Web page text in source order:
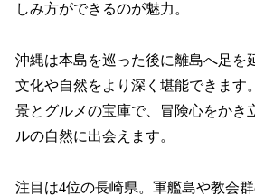
しみ方ができるのが魅力。
沖縄は本島を巡った後に離島へ足を
文化や自然をより深く堪能できます
景とグルメの宝庫で、冒険心をかき
ルの自然に出会えます。
注目は4位の長崎県。軍艦島や教会